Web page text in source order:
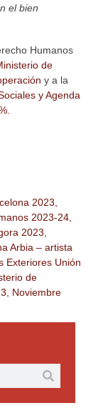
el bien
Humanos
de
y a la
y Agenda
2023,
2023-24,
2023,
Arbia – artista
Exteriores Unión
de
, Noviembre